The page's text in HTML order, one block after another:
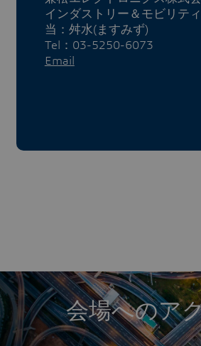
インダストリー＆モビリテ
当：舛水(ますみず)
Tel：03-5250-6073
Email
会場へのア